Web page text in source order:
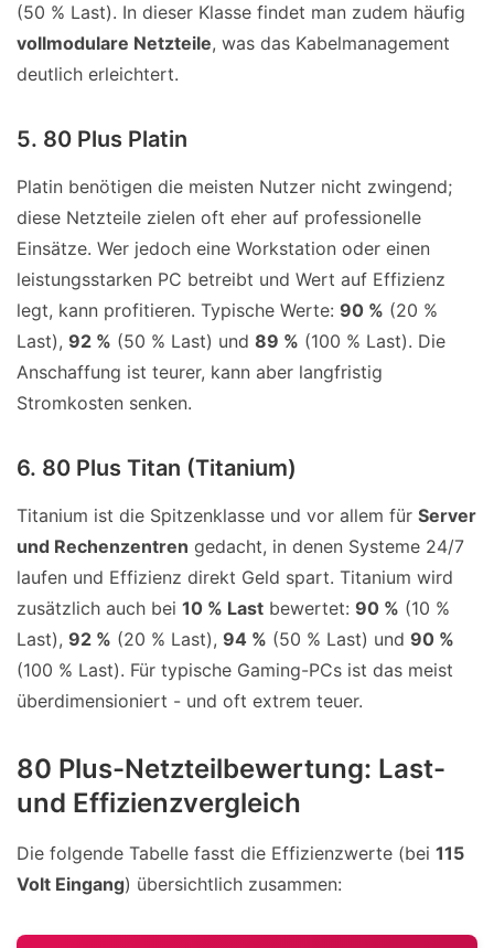
(50 % Last). In dieser Klasse findet man zudem häufig
vollmodulare Netzteile, was das Kabelmanagement
deutlich erleichtert.
5. 80 Plus Platin
Platin benötigen die meisten Nutzer nicht zwingend;
diese Netzteile zielen oft eher auf professionelle
Einsätze. Wer jedoch eine Workstation oder einen
leistungsstarken PC betreibt und Wert auf Effizienz
legt, kann profitieren. Typische Werte: 90 % (20 %
Last), 92 % (50 % Last) und 89 % (100 % Last). Die
Anschaffung ist teurer, kann aber langfristig
Stromkosten senken.
6. 80 Plus Titan (Titanium)
Titanium ist die Spitzenklasse und vor allem für Server
und Rechenzentren gedacht, in denen Systeme 24/7
laufen und Effizienz direkt Geld spart. Titanium wird
zusätzlich auch bei 10 % Last bewertet: 90 % (10 %
Last), 92 % (20 % Last), 94 % (50 % Last) und 90 %
(100 % Last). Für typische Gaming-PCs ist das meist
überdimensioniert - und oft extrem teuer.
80 Plus-Netzteilbewertung: Last-
und Effizienzvergleich
Die folgende Tabelle fasst die Effizienzwerte (bei 115
Volt Eingang) übersichtlich zusammen: